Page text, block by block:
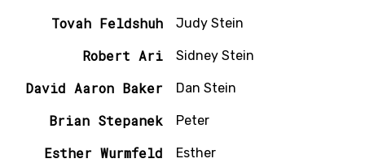
Tovah Feldshuh Judy Stein
Robert Ari Sidney Stein
David Aaron Baker Dan Stein
Brian Stepanek Peter
Esther Wurmfeld Esther